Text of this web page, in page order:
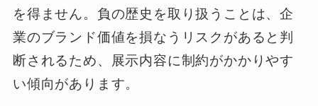
を得ません。負の歴史を取り扱うことは、企
業のブランド価値を損なうリスクがあると判
断されるため、展示内容に制約がかかりやす
い傾向があります。